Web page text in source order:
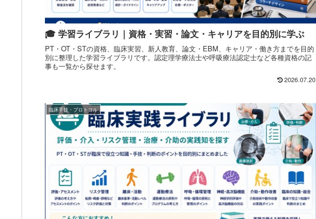
🎓 学習ライブラリ｜資格・実習・論文・キャリアを目的別に学ぶ
PT・OT・STの資格、臨床実習、新人教育、論文・EBM、キャリア・働き方までを目的
別に整理した学習ライブラリです。認定理学療法士や呼吸療法認定士など各種資格の記
事も一覧から探せます。
2026.07.20
臨床手技・プロトコル